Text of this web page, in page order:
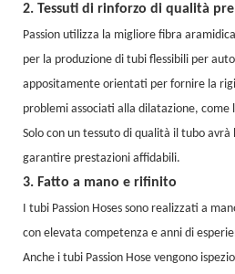
2. Tessuti di rinforzo di qualità
Passion utilizza la migliore fibra
per la produzione di tubi flessibili per
appositamente orientati per fornire la
problemi associati alla dilatazione, come
Solo con un tessuto di qualità il tubo avrà
garantire prestazioni affidabili.
3. Fatto a mano e rifinito
I tubi Passion Hoses sono realizzati a
con elevata competenza e anni di
Anche i tubi Passion Hose vengono